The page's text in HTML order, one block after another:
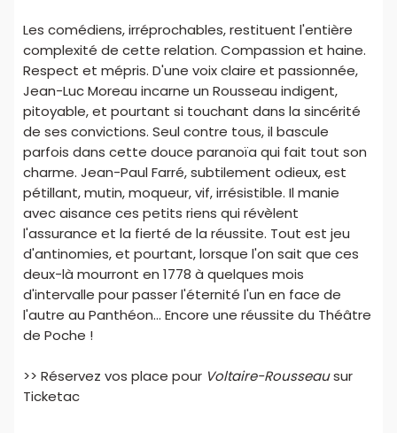
Les comédiens, irréprochables, restituent l'entière
complexité de cette relation. Compassion et haine.
Respect et mépris. D'une voix claire et passionnée,
Jean-Luc Moreau incarne un Rousseau indigent,
pitoyable, et pourtant si touchant dans la sincérité
de ses convictions. Seul contre tous, il bascule
parfois dans cette douce paranoïa qui fait tout son
charme. Jean-Paul Farré, subtilement odieux, est
pétillant, mutin, moqueur, vif, irrésistible. Il manie
avec aisance ces petits riens qui révèlent
l'assurance et la fierté de la réussite. Tout est jeu
d'antinomies, et pourtant, lorsque l'on sait que ces
deux-là mourront en 1778 à quelques mois
d'intervalle pour passer l'éternité l'un en face de
l'autre au Panthéon... Encore une réussite du Théâtre
de Poche !
>> Réservez vos place pour Voltaire-Rousseausur
Ticketac